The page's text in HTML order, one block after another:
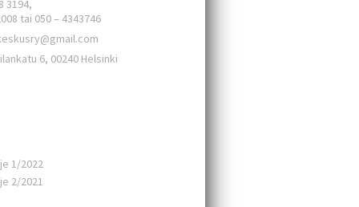
3194,
tai 050 – 4343746
6, 00240 Helsinki
1/2022
2/2021